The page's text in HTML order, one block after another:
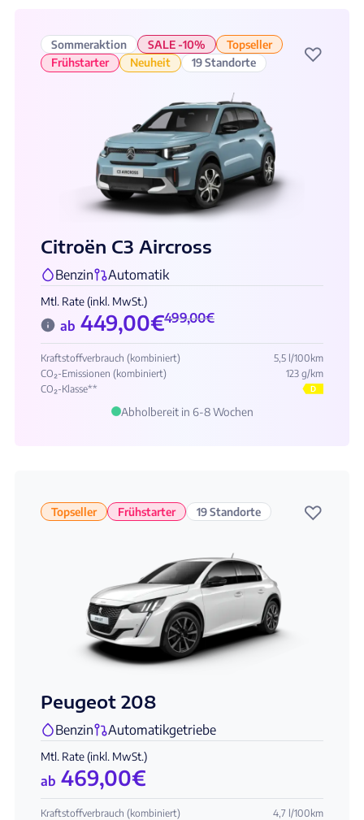
Sommeraktion SALE -10%
Topseller
Frühstarter
Neuheit 19 Standorte ♡
Citroën C3 Aircross
Benzin Automatik
Mtl. Rate (inkl. MwSt.)
ab 499,00€
449,00€
Kraftstoffverbrauch (kombiniert)
5,5 l/100km
CO₂-Emissionen (kombiniert)
123 g/km
CO₂-Klasse**
D
Abholbereit in 6-8 Wochen
Topseller Frühstarter 19 Standorte ♡
Peugeot 208
Benzin Automatikgetriebe
Mtl. Rate (inkl. MwSt.)
ab 469,00€
Kraftstoffverbrauch (kombiniert)
4,7 l/100km